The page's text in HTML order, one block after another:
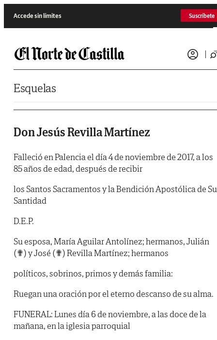
Accede sin límites Suscríbete
Esquelas
Don Jesús Revilla Martínez
Falleció en Palencia el día 4 de noviembre de 2017, a los
85 años de edad, después de recibir
los Santos Sacramentos y la Bendición Apostólica de Su
Santidad
D.E.P.
Su esposa, María Aguilar Antolínez; hermanos, Julián
(✟) y José (✟) Revilla Martínez; hermanos
políticos, sobrinos, primos y demás familia:
Ruegan una oración por el eterno descanso de su alma.
FUNERAL: Lunes día 6 de noviembre, a las doce de la
mañana, en la iglesia parroquial